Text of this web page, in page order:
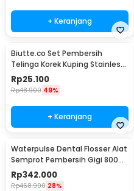
+ Keranjang
Biutte.co Set Pembersih
Telinga Korek Kuping Stainless
Steel 6 PCS - BA35
Rp25.100
Rp48.900 49%
+ Keranjang
Waterpulse Dental Flosser Alat
Semprot Pembersih Gigi 800ml
- V300
Rp342.000
Rp468.900 28%